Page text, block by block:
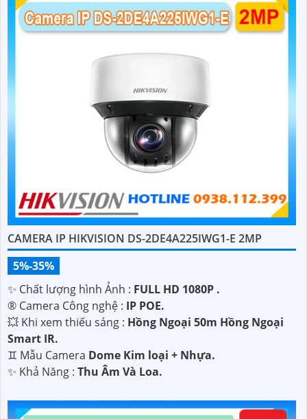
CAMERA IP HIKVISION DS-2DE4A225IWG1-E 2MP
5%-35%
✨ Chất lượng hình Ảnh : FULL HD 1080P .
®️ Camera Công nghệ : IP POE.
💥 Khi xem thiếu sáng : Hồng Ngoại 50m Hồng Ngoại
Smart IR.
♊ Mẫu Camera Dome Kim loại + Nhựa.
️✨ Khả Năng : Thu Âm Và Loa.